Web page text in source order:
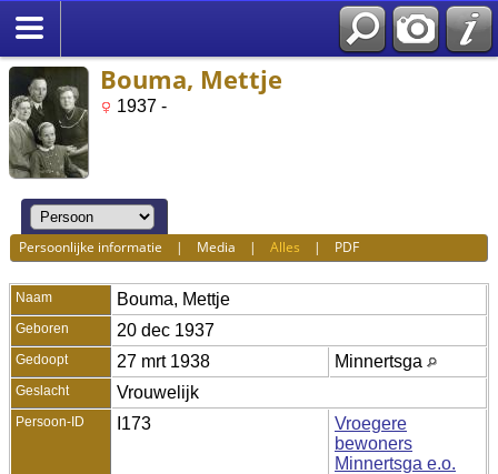
Bouma, Mettje
1937 -
Persoonlijke informatie | Media |Alles | PDF
Naam Bouma, Mettje
Geboren 20 dec 1937
Gedoopt 27 mrt 1938 Minnertsga
Geslacht Vrouwelijk
Persoon-ID I173
Vroegere
bewoners
Minnertsga e.o.